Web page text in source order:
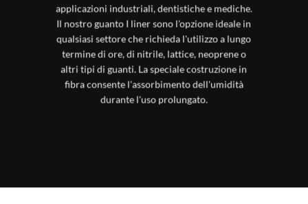
applicazioni industriali, dentistiche e mediche.
Il nostro guanto I liner sono l'opzione ideale in
qualsiasi settore che richieda l'utilizzo a lungo
termine di ore, di nitrile, lattice, neoprene o
altri tipi di guanti. La speciale costruzione in
fibra consente l'assorbimento dell'umidità
durante l'uso prolungato.